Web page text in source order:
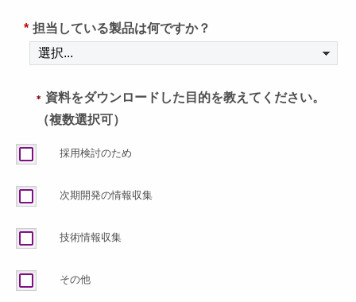
* 担当している製品は何ですか？
＊ 資料をダウンロードした目的を教えてください。
（複数選択可）
採用検討のため
次期開発の情報収集
技術情報収集
その他